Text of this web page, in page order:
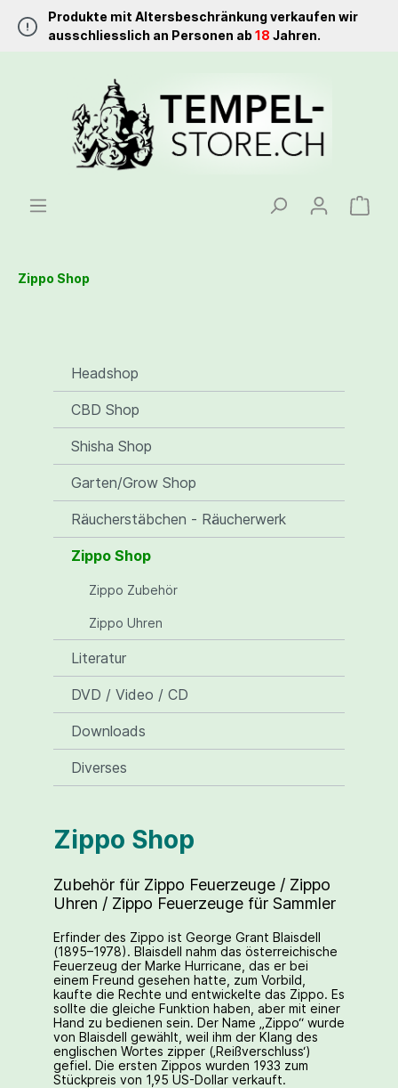
Produkte mit Altersbeschränkung verkaufen wir
ausschliesslich an Personen ab18 Jahren.
Zippo Shop
Headshop
CBD Shop
Shisha Shop
Garten/Grow Shop
Räucherstäbchen - Räucherwerk
Zippo Shop
Zippo Zubehör
Zippo Uhren
Literatur
DVD / Video / CD
Downloads
Diverses
Zippo Shop
Zubehör für Zippo Feuerzeuge / Zippo
Uhren / Zippo Feuerzeuge für Sammler
Erfinder des Zippo ist George Grant Blaisdell
(1895–1978). Blaisdell nahm das österreichische
Feuerzeug der Marke Hurricane, das er bei
einem Freund gesehen hatte, zum Vorbild,
kaufte die Rechte und entwickelte das Zippo. Es
sollte die gleiche Funktion haben, aber mit einer
Hand zu bedienen sein. Der Name „Zippo“ wurde
von Blaisdell gewählt, weil ihm der Klang des
englischen Wortes zipper (‚Reißverschluss‘)
gefiel. Die ersten Zippos wurden 1933 zum
Stückpreis von 1,95 US-Dollar verkauft.